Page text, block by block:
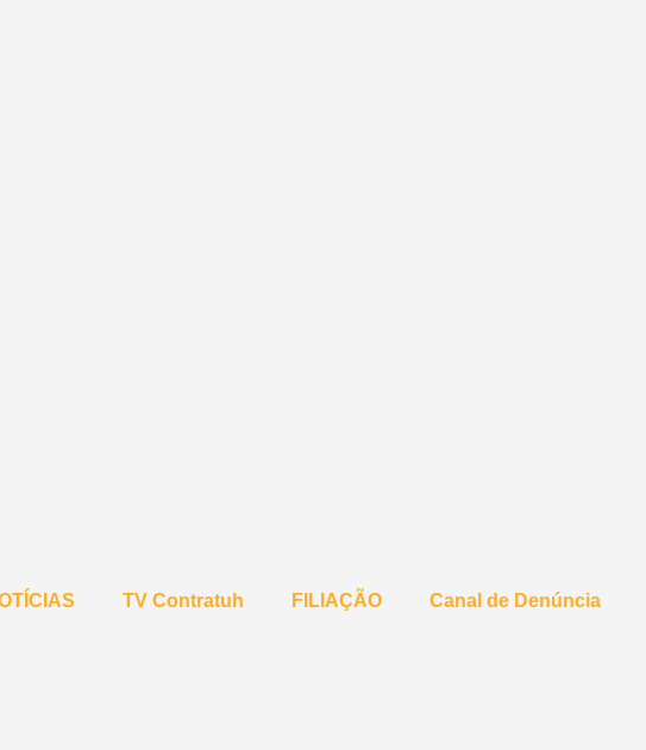
TV Contratuh FILIAÇÃO Canal de Denúncia